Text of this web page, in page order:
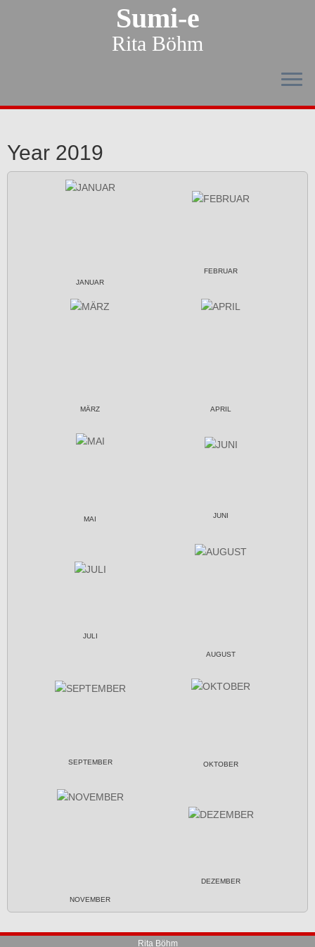
Sumi-e
Rita Böhm
Year 2019
JANUAR
FEBRUAR
MÄRZ APRIL
MAI JUNI
JULI
AUGUST
SEPTEMBER OKTOBER
NOVEMBER
DEZEMBER
Rita Böhm